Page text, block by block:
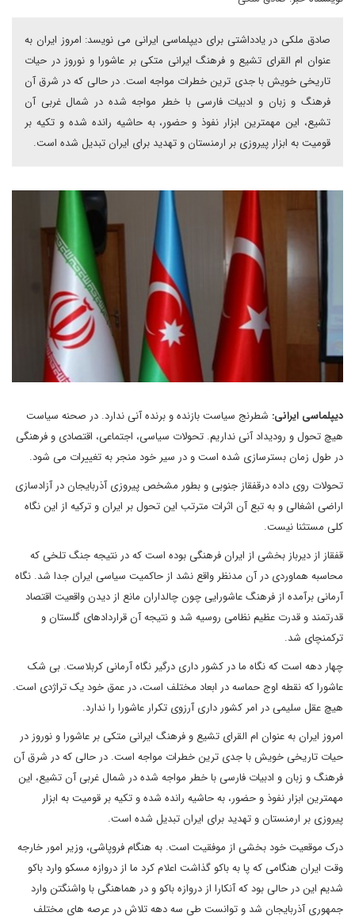
صادق ملکی در یادداشتی برای دیپلماسی ایرانی می نویسد: امروز ایران به
عنوان ام القرای تشیع و فرهنگ ایرانی متکی بر عاشورا و نوروز در حیات
تاریخی خویش با جدی ترین خطرات مواجه است. در حالی که در شرق آن
فرهنگ و زبان و ادبیات فارسی با خطر مواجه شده در شمال غربی آن
تشیع، این مهمترین ابزار نفوذ و حضور، به حاشیه رانده شده و تکیه بر
قومیت به ابزار پیروزی بر ارمنستان و تهدید برای ایران تبدیل شده است.
دیپلماسی ایرانی: شطرنج سیاست بازنده و برنده آنی ندارد. در صحنه سیاست
هیچ تحول و رودیداد آنی نداریم. تحولات سیاسی، اجتماعی، اقتصادی و فرهنگی
در طول زمان بسترسازی شده است و در سیر خود منجر به تغییرات می شود.
تحولات روی داده درقفقاز جنوبی و بطور مشخص پیروزی آذربایجان در آزادسازی
اراضی اشغالی و به تبع آن اثرات مترتب این تحول بر ایران و ترکیه از این نگاه
کلی مستثنا نیست.
قفقاز از دیرباز بخشی از ایران فرهنگی بوده است که در نتیجه جنگ تلخی که
محاسبه هماوردی در آن مدنظر واقع نشد از حاکمیت سیاسی ایران جدا شد. نگاه
آرمانی برآمده از فرهنگ عاشورایی چون چالداران مانع از دیدن واقعیت اقتصاد
قدرتمند و قدرت عظیم نظامی روسیه شد و نتیجه آن قراردادهای گلستان و
ترکمنچای شد.
چهار دهه است که نگاه ما در کشور داری درگیر نگاه آرمانی کربلاست. بی شک
عاشورا که نقطه اوج حماسه در ابعاد مختلف است، در عمق خود یک تراژدی است.
هیچ عقل سلیمی در امر کشور داری آرزوی تکرار عاشورا را ندارد.
امروز ایران به عنوان ام القرای تشیع و فرهنگ ایرانی متکی بر عاشورا و نوروز در
حیات تاریخی خویش با جدی ترین خطرات مواجه است. در حالی که در شرق آن
فرهنگ و زبان و ادبیات فارسی با خطر مواجه شده در شمال غربی آن تشیع، این
مهمترین ابزار نفوذ و حضور، به حاشیه رانده شده و تکیه بر قومیت به ابزار
پیروزی بر ارمنستان و تهدید برای ایران تبدیل شده است.
درک موقعیت خود بخشی از موفقیت است. به هنگام فروپاشی، وزیر امور خارجه
وقت ایران هنگامی که پا به باکو گذاشت اعلام کرد ما از دروازه مسکو وارد باکو
شدیم این در حالی بود که آنکارا از دروازه باکو و در هماهنگی با واشنگتن وارد
جمهوری آذربایجان شد و توانست طی سه دهه تلاش در عرصه های مختلف